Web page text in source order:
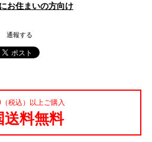
お住まいの方向け
通報する
税込）以上ご購入
送料無料